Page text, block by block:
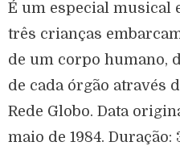
É um especial musical
três crianças
de um corpo humano,
de cada órgão através
Rede Globo. Data
maio de 1984.